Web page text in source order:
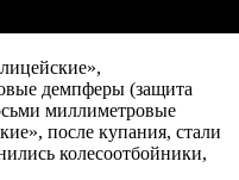
демпферы (защита
миллиметровые
после купания, стали
колесоотбойники,